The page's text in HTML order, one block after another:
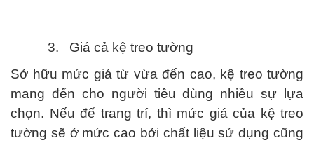
3.
Giá cả kệ treo tường
Sở hữu mức giá từ vừa đến cao, kệ treo tường
mang đến cho người tiêu dùng nhiều sự lựa
chọn. Nếu để trang trí, thì mức giá của kệ treo
tường sẽ ở mức cao bởi chất liệu sử dụng cũng